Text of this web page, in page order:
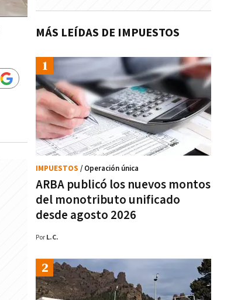
MÁS LEÍDAS DE IMPUESTOS
ARBA publicó los nuevos montos
del monotributo unificado
desde agosto 2026
IMPUESTOS / Operación única
Por L.C.